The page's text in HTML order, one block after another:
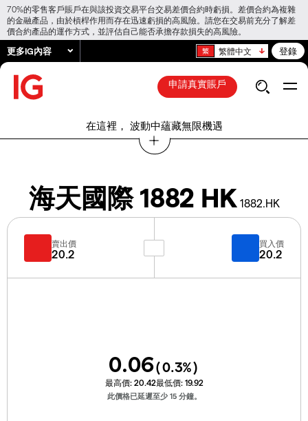
70%的零售客戶賬戶在與該投資交易平台交易差價合約時虧損。差價合約為複雜
的金融產品，由於槓桿作用而存在迅速虧損的高風險。請您在交易前充分了解差
價合約產品的運作方式，並評估自己能否承擔存款損失的高風險。
更多IG內容 繁體中文 登錄
申請真實賬戶
在這裡， 波動中蘊藏無限機遇
海天國際 1882 HK 1882.HK
賣出價
20.2
買入價
20.2
0.06(0.3%)
最高價: 20.42最低價: 19.92
此價格已延遲至少 15 分鐘。